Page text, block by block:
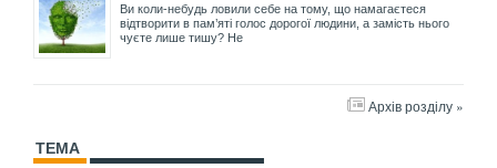
Ви коли-небудь ловили себе на тому, що намагаєтеся
відтворити в пам’яті голос дорогої людини, а замість нього
чуєте лише тишу? Не
Архів розділу »
ТЕМА